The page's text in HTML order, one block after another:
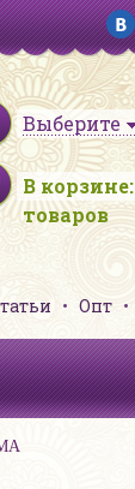
Выберите
В корзине:
товаров
Опт